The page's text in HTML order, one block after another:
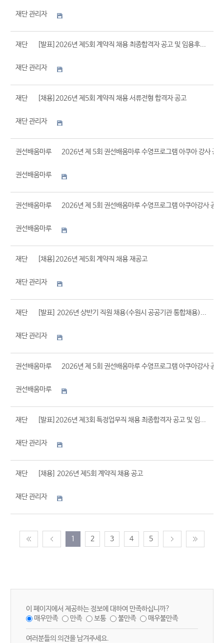
재단 관리자
재단 [발표]2026년 제5회 계약직 채용 최종합격자 공고 및 임용후...
재단 관리자
재단 [채용]2026년 제5회 계약직 채용 서류전형 합격자 공고
재단 관리자
권선배움마루 2026년 제 5회 권선배움마루 수영프로그램 아쿠아 강사 공
권선배움마루
권선배움마루 2026년 제 5회 권선배움마루 수영프로그램 아쿠아강사 공
권선배움마루
재단 [채용]2026년 제5회 계약직 채용 재공고
재단 관리자
재단 [발표] 2026년 상반기 직원 채용(수원시 공공기관 통합채용)...
재단 관리자
권선배움마루 2026년 제 5회 권선배움마루 수영프로그램 아쿠아강사 공
권선배움마루
재단 [발표]2026년 제3회 특정업무직 채용 최종합격자 공고 및 임...
재단 관리자
재단 [채용] 2026년 제5회 계약직 채용 공고
재단 관리자
1 2 3 4 5
이 페이지에서 제공하는 정보에 대하여 만족하십니까?
매우만족
만족 보통 불만족 매우불만족
여러분들의 의견을 남겨주세요.